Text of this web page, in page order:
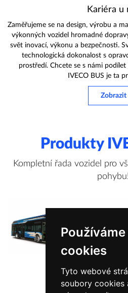
cookies
Tyto webové
soubory cookies
Kariéra u
Zaměřujeme se na design, výrobu a
výkonných vozidel hromadné
svět inovací, výkonu a bezpečnosti.
technologická dokonalost s
prostředí. Chcete se s námi
IVECO BUS je ta
Zobrazit
Produkty
Kompletní řada vozidel pro
pohybu!
Zobrazit více